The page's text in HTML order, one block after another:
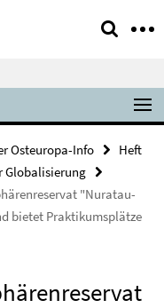
Osteuropa-Info
Heft
Globalisierung
"Nuratau-
bietet Praktikumsplätze